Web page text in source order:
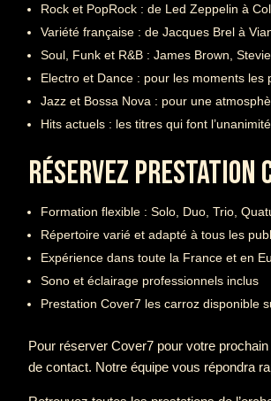
Rock et PopRock : de Led Zeppelin à
Variété française : de Jacques Brel à
Soul, Funk et R&B : James Brown,
Electro et Dance : pour les moments les
Jazz et Bossa Nova : pour une
Hits actuels : les titres qui font
RÉSERVEZ PRESTATION
Formation flexible : Solo, Duo, Trio,
Répertoire varié et adapté à tous les
Expérience dans toute la France et en
Sono et éclairage professionnels inclus
Prestation Cover7 les carroz disponible
Pour réserver Cover7 pour votre
de contact. Notre équipe vous répondra